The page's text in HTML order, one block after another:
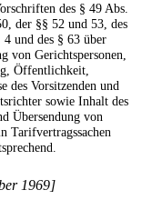
des § 49 Abs.
der §§ 52 und 53, des
4 und des § 63 über
von Gerichtspersonen,
Öffentlichkeit,
des Vorsitzenden und
sowie Inhalt des
Übersendung von
Tarifvertragssachen
1969]